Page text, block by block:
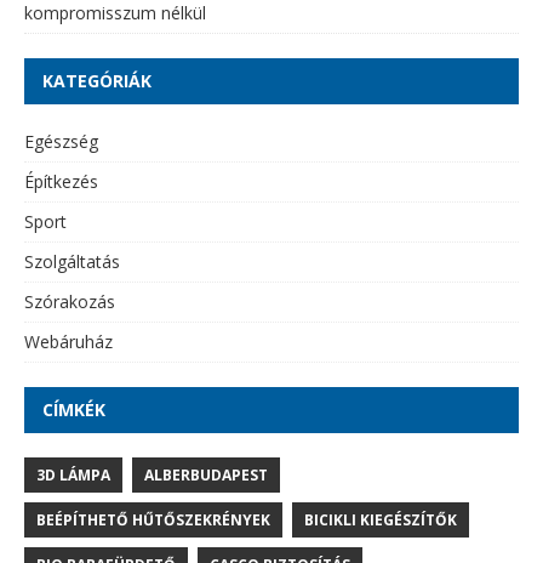
kompromisszum nélkül
KATEGÓRIÁK
Egészség
Építkezés
Sport
Szolgáltatás
Szórakozás
Webáruház
CÍMKÉK
3D LÁMPA ALBERBUDAPEST
BEÉPÍTHETŐ HŰTŐSZEKRÉNYEK BICIKLI KIEGÉSZÍTŐK